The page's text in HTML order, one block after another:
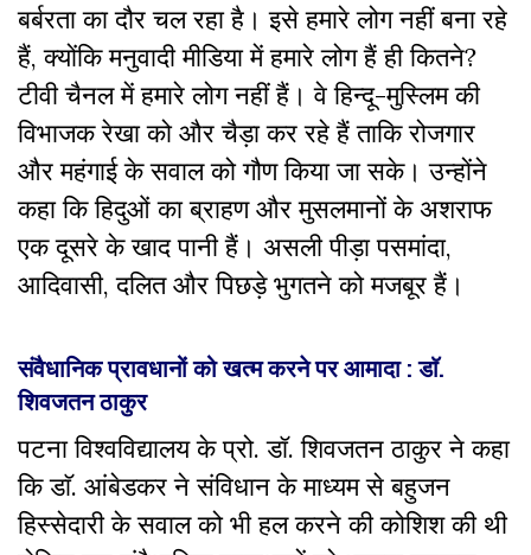
बर्बरता का दौर चल रहा है। इसे हमारे लोग नहीं बना रहे
हैं, क्योंकि मनुवादी मीडिया में हमारे लोग हैं ही कितने?
टीवी चैनल में हमारे लोग नहीं हैं। वे हिन्दू-मुस्लिम की
विभाजक रेखा को और चैड़ा कर रहे हैं ताकि रोजगार
और महंगाई के सवाल को गौण किया जा सके। उन्होंने
कहा कि हिदुओं का ब्राहण और मुसलमानों के अशराफ
एक दूसरे के खाद पानी हैं। असली पीड़ा पसमांदा,
आदिवासी, दलित और पिछड़े भुगतने को मजबूर हैं।
संवैधानिक प्रावधानों को खत्म करने पर आमादा : डा‍ॅ.
शिवजतन ठाकुर
पटना विश्वविद्यालय के प्रो. डॉ. शिवजतन ठाकुर ने कहा
कि डाॅ. आंबेडकर ने संविधान के माध्यम से बहुजन
हिस्सेदारी के सवाल को भी हल करने की कोशिश की थी